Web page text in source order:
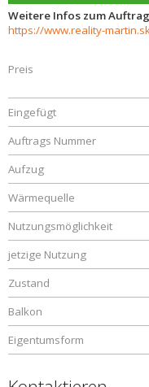
Weitere Infos zum Auftrag
Preis
Eingefügt
Auftrags Nummer
Aufzug
Wärmequelle
Nutzungsmöglichkeit
jetzige Nutzung
Zustand
Balkon
Eigentumsform